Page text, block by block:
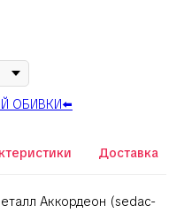
ОБИВКИ⬅️
Доставка
Аккордеон (sedac-